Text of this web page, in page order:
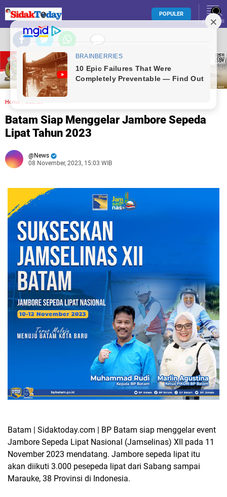
POPULER
JELAJAHI
Home / Daerah
Batam Siap Menggelar Jambore Sepeda
Lipat Tahun 2023
News
08 November, 2023, 15:03 WIB
Batam | Sidaktoday.com | BP Batam siap menggelar event
Jambore Sepeda Lipat Nasional (Jamselinas) XII pada 11
November 2023 mendatang. Jambore sepeda lipat itu
akan diikuti 3.000 pesepeda lipat dari Sabang sampai
Marauke, 38 Provinsi di Indonesia.